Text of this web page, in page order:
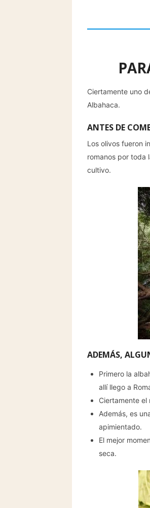
Ciertamente uno
Albahaca.
ANTES DE
Los olivos fueron
romanos por toda
cultivo.
ADEMÁS,
Primero la
allí llego a
Ciertamente
Además, es
apimientado.
El mejor
seca.